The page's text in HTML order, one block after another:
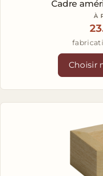
Cadre
À
Choisir